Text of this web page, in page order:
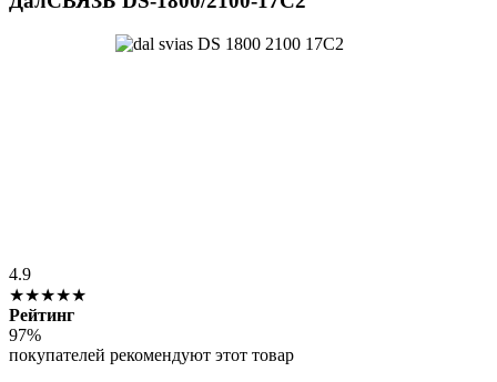
4.9
★★★★★
Рейтинг
97%
покупателей рекомендуют этот товар